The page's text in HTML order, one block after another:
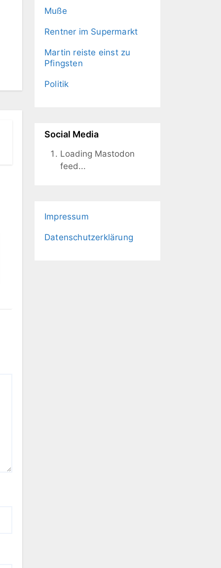
Muße
Rentner im Supermarkt
Martin reiste einst zu
Pfingsten
Politik
Social Media
Loading Mastodon
feed...
Impressum
Datenschutzerklärung